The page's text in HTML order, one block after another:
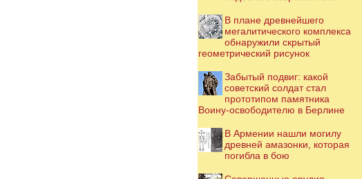
В плане древнейшего
мегалитического комплекса
обнаружили скрытый
геометрический рисунок
Забытый подвиг: какой
советский солдат стал
прототипом памятника
Воину-освободителю в Берлине
В Армении нашли могилу
древней амазонки, которая
погибла в бою